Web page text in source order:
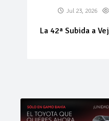
Jul 23, 2026
La 42ª Subida a